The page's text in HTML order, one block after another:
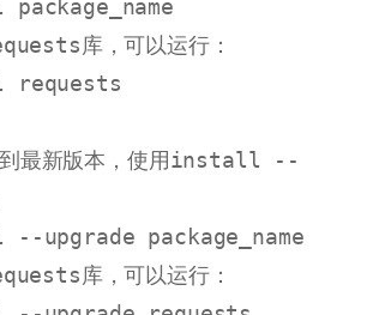
库，可以运行：
最新版本，使用install --
库，可以运行：